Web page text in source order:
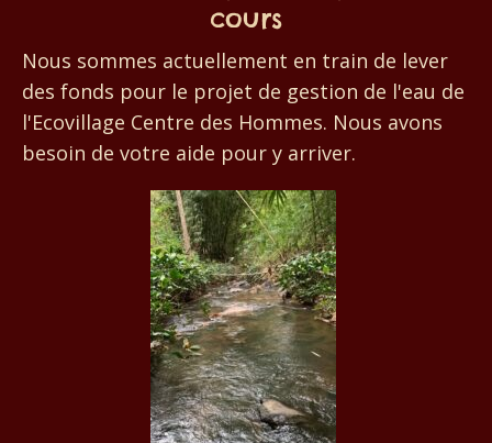
cours
Nous sommes actuellement en train de lever
des fonds pour le projet de gestion de l'eau de
l'Ecovillage Centre des Hommes. Nous avons
besoin de votre aide pour y arriver.